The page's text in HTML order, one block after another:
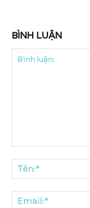
BÌNH LUẬN
luận: